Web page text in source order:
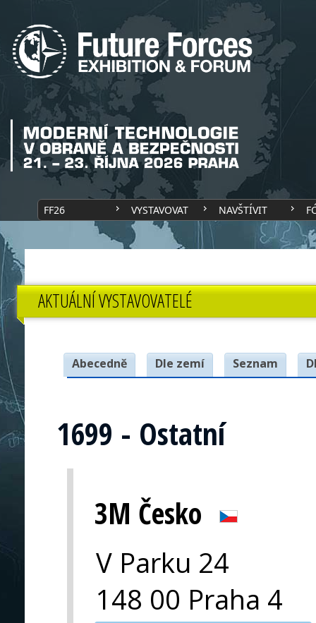
FF26 VYSTAVOVAT NAVŠTÍVIT
AKTUÁLNÍ VYSTAVOVATELÉ
Abecedně Dle zemí Seznam
1699 - Ostatní
3M Česko
V Parku 24
148 00 Praha 4